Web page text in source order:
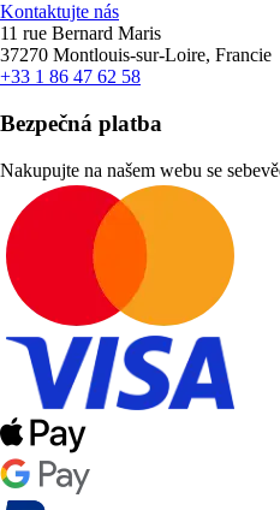
Kontaktujte nás
11 rue Bernard Maris
37270 Montlouis-sur-Loire, Francie
+33 1 86 47 62 58
Bezpečná platba
Nakupujte na našem webu se